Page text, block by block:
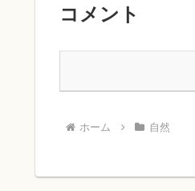
コメント
ホーム 自然